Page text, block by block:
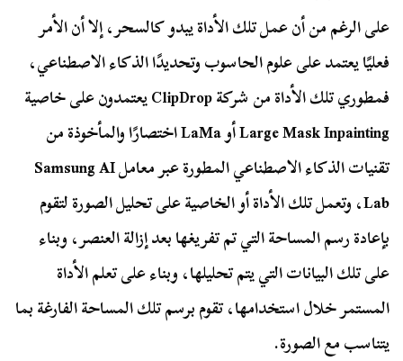
على الرغم من أن عمل تلك الأداة يبدو كالسحر، إلا أن الأمر
فعليًا يعتمد على علوم الحاسوب وتحديدًا الذكاء الاصطناعي،
فمطوري تلك الأداة من شركة ClipDrop يعتمدون على خاصية
Large Mask Inpainting أو LaMa اختصارًا والمأخوذة من
تقنيات الذكاء الاصطناعي المطورة عبر معامل Samsung AI
Lab، وتعمل تلك الأداة أو الخاصية على تحليل الصورة لتقوم
بإعادة رسم المساحة التي تم تفريغها بعد إزالة العنصر، وبناء
على تلك البيانات التي يتم تحليلها، وبناء على تعلم الأداة
المستمر خلال استخدامها، تقوم برسم تلك المساحة الفارغة بما
يتناسب مع الصورة.